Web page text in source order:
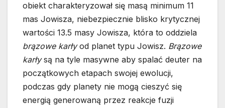
obiekt charakteryzował się masą minimum 11
mas Jowisza, niebezpiecznie blisko krytycznej
wartości 13.5 masy Jowisza, która to oddziela
brązowe karłyod planet typu Jowisz. Brązowe
karłysą na tyle masywne aby spalać deuter na
początkowych etapach swojej ewolucji,
podczas gdy planety nie mogą cieszyć się
energią generowaną przez reakcje fuzji